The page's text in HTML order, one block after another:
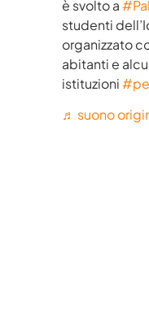
è svolto a
studenti
organizzato
abitanti e
istituzioni
♬ suono